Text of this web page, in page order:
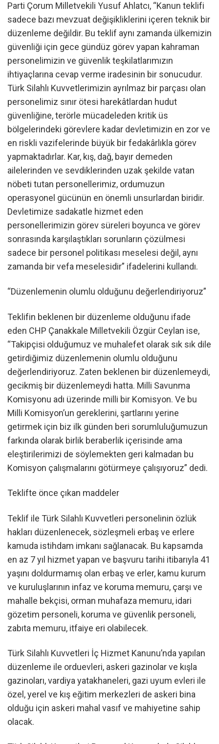
Parti Çorum Milletvekili Yusuf Ahlatcı, “Kanun teklifi
sadece bazı mevzuat değişikliklerini içeren teknik bir
düzenleme değildir. Bu teklif aynı zamanda ülkemizin
güvenliği için gece gündüz görev yapan kahraman
personelimizin ve güvenlik teşkilatlarımızın
ihtiyaçlarına cevap verme iradesinin bir sonucudur.
Türk Silahlı Kuvvetlerimizin ayrılmaz bir parçası olan
personelimiz sınır ötesi harekâtlardan hudut
güvenliğine, terörle mücadeleden kritik üs
bölgelerindeki görevlere kadar devletimizin en zor ve
en riskli vazifelerinde büyük bir fedakârlıkla görev
yapmaktadırlar. Kar, kış, dağ, bayır demeden
ailelerinden ve sevdiklerinden uzak şekilde vatan
nöbeti tutan personellerimiz, ordumuzun
operasyonel gücünün en önemli unsurlardan biridir.
Devletimize sadakatle hizmet eden
personellerimizin görev süreleri boyunca ve görev
sonrasında karşılaştıkları sorunların çözülmesi
sadece bir personel politikası meselesi değil, aynı
zamanda bir vefa meselesidir” ifadelerini kullandı.
“Düzenlemenin olumlu olduğunu değerlendiriyoruz”
Teklifin beklenen bir düzenleme olduğunu ifade
eden CHP Çanakkale Milletvekili Özgür Ceylan ise,
“Takipçisi olduğumuz ve muhalefet olarak sık sık dile
getirdiğimiz düzenlemenin olumlu olduğunu
değerlendiriyoruz. Zaten beklenen bir düzenlemeydi,
gecikmiş bir düzenlemeydi hatta. Milli Savunma
Komisyonu adı üzerinde milli bir Komisyon. Ve bu
Milli Komisyon’un gereklerini, şartlarını yerine
getirmek için biz ilk günden beri sorumluluğumuzun
farkında olarak birlik beraberlik içerisinde ama
eleştirilerimizi de söylemekten geri kalmadan bu
Komisyon çalışmalarını götürmeye çalışıyoruz” dedi.
Teklifte önce çıkan maddeler
Teklif ile Türk Silahlı Kuvvetleri personelinin özlük
hakları düzenlenecek, sözleşmeli erbaş ve erlere
kamuda istihdam imkanı sağlanacak. Bu kapsamda
en az 7 yıl hizmet yapan ve başvuru tarihi itibarıyla 41
yaşını doldurmamış olan erbaş ve erler, kamu kurum
ve kuruluşlarının infaz ve koruma memuru, çarşı ve
mahalle bekçisi, orman muhafaza memuru, idari
gözetim personeli, koruma ve güvenlik personeli,
zabıta memuru, itfaiye eri olabilecek.
Türk Silahlı Kuvvetleri İç Hizmet Kanunu’nda yapılan
düzenleme ile orduevleri, askeri gazinolar ve kışla
gazinoları, vardiya yatakhaneleri, gazi uyum evleri ile
özel, yerel ve kış eğitim merkezleri de askeri bina
olduğu için askeri mahal vasıf ve mahiyetine sahip
olacak.